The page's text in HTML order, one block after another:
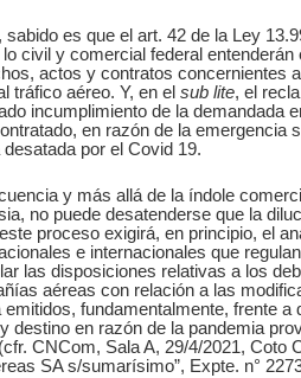
sabido es que el art. 42 de la Ley
lo civil y comercial federal
actos y contratos concernientes
tráfico aéreo. Y, en el sub lite, el
incumplimiento de la demandada
en razón de la emergencia
desatada por el Covid 19.
y más allá de la índole
no puede desatenderse que la
proceso exigirá, en principio, el
e internacionales que
las disposiciones relativas a los
aéreas con relación a las
emitidos, fundamentalmente, frente a
destino en razón de la pandemia
CNCom, Sala A, 29/4/2021, Coto
SA s/sumarísimo”, Expte. n°